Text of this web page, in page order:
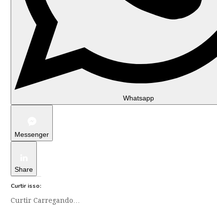
Whatsapp
Messenger
Share
Curtir isso:
Curtir Carregando…